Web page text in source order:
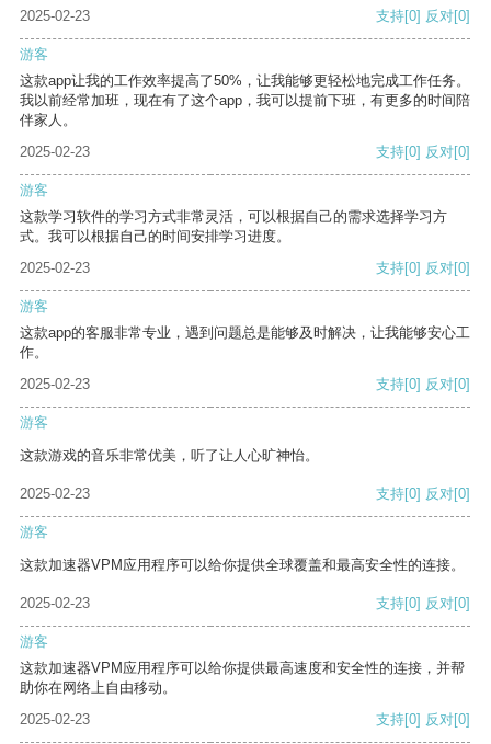
2025-02-23 支持[0] 反对[0]
游客
这款app让我的工作效率提高了50%，让我能够更轻松地完成工作任务。
我以前经常加班，现在有了这个app，我可以提前下班，有更多的时间陪
伴家人。
2025-02-23
支持[0] 反对[0]
游客
这款学习软件的学习方式非常灵活，可以根据自己的需求选择学习方
式。我可以根据自己的时间安排学习进度。
2025-02-23
支持[0] 反对[0]
游客
这款app的客服非常专业，遇到问题总是能够及时解决，让我能够安心工
作。
2025-02-23
支持[0] 反对[0]
游客
这款游戏的音乐非常优美，听了让人心旷神怡。
2025-02-23 支持[0] 反对[0]
游客
这款加速器VPM应用程序可以给你提供全球覆盖和最高安全性的连接。
2025-02-23 支持[0] 反对[0]
游客
这款加速器VPM应用程序可以给你提供最高速度和安全性的连接，并帮
助你在网络上自由移动。
2025-02-23
支持[0] 反对[0]